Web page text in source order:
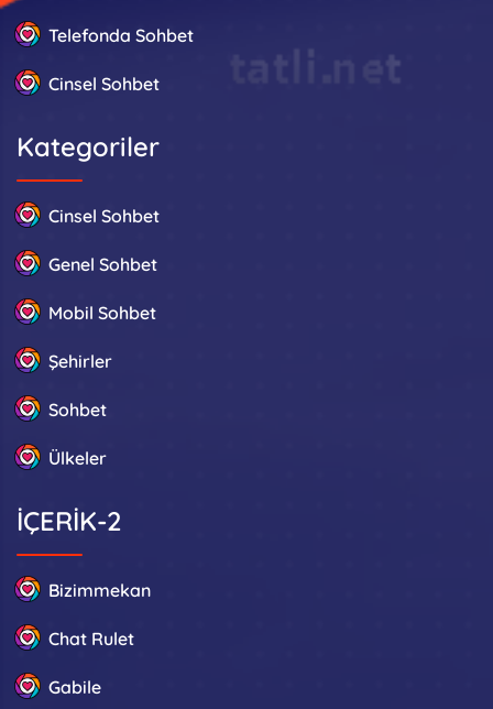
Telefonda Sohbet
Cinsel Sohbet
Kategoriler
Cinsel Sohbet
Genel Sohbet
Mobil Sohbet
Şehirler
Sohbet
Ülkeler
İÇERİK-2
Bizimmekan
Chat Rulet
Gabile